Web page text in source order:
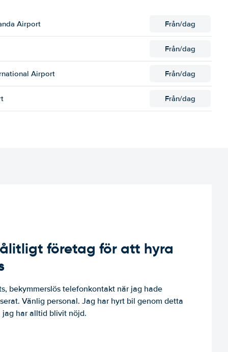
Airport Från/dag
Från/dag
Airport Från/dag
Från/dag
företag för att hyra
bekymmerslös telefonkontakt när jag hade
Vänlig personal. Jag har hyrt bil genom detta
har alltid blivit nöjd.